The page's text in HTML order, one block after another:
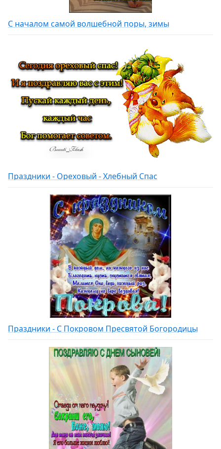
С началом самой волшебной поры, зимы
Праздники - Ореховый - Хлебный Спас
Праздники - С Покровом Пресвятой Богородицы